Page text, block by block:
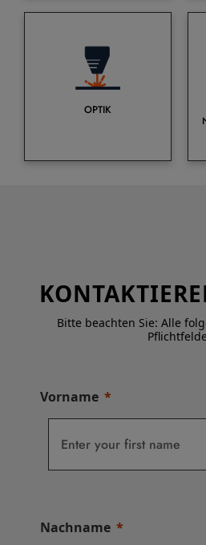
OPTIK
Bitte beachten Sie: Alle
Vorname
Nachname